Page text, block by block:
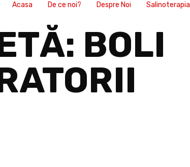
Acasa De ce noi? Despre Noi Salinoterapia
BOLI